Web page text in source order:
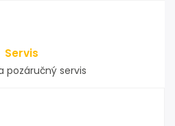
Servis
pozáručný servis